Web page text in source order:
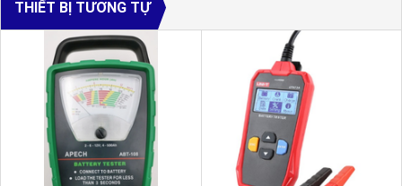
THIẾT BỊ TƯƠNG TỰ